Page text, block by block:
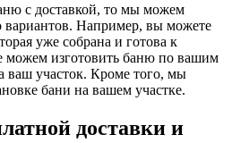
с доставкой, то мы можем
вариантов. Например, вы можете
уже собрана и готова к
изготовить баню по вашим
ваш участок. Кроме того, мы
бани на вашем участке.
доставки и